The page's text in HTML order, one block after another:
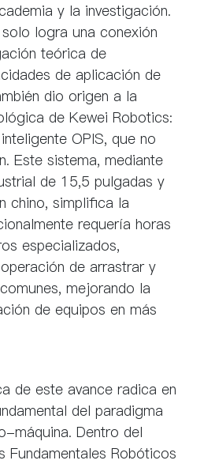
y la investigación.
logra una conexión
teórica de
de aplicación de
dio origen a la
de Kewei Robotics:
OPIS, que no
Este sistema, mediante
de 15,5 pulgadas y
chino, simplifica la
requería horas
especializados,
de arrastrar y
mejorando la
de equipos en más
de este avance radica en
del paradigma
máquina. Dentro del
Robóticos